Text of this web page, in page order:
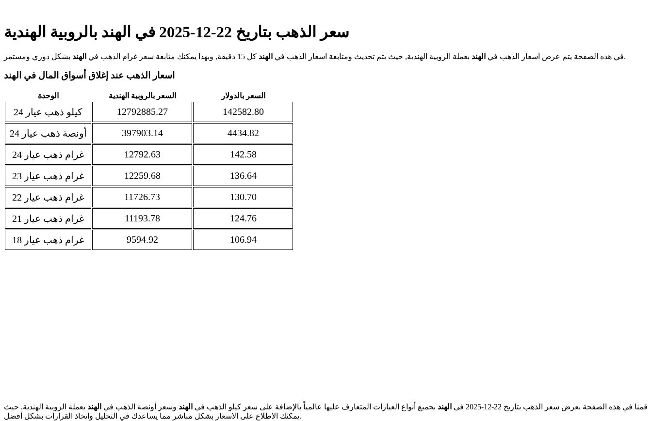
سعر الذهب بتاريخ 22-12-2025 في الهند بالروبية الهندية
في هذه الصفحة يتم عرض اسعار الذهب في الهند بعملة الروبية الهندية, حيث يتم تحديث ومتابعة اسعار الذهب في الهند كل 15 دقيقة, وبهذا يمكنك متابعة سعر غرام الذهب في الهند بشكل دوري ومستمر.
اسعار الذهب عند إغلاق أسواق المال في الهند
الوحدة السعر بالروبية الهندية السعر بالدولار
كيلو ذهب عيار 24 12792885.27 142582.80
أونصة ذهب عيار 24 397903.14 4434.82
غرام ذهب عيار 24 12792.63 142.58
غرام ذهب عيار 23 12259.68 136.64
غرام ذهب عيار 22 11726.73 130.70
غرام ذهب عيار 21 11193.78 124.76
غرام ذهب عيار 18 9594.92 106.94
قمنا في هذه الصفحة بعرض سعر الذهب بتاريخ 22-12-2025 في الهند بجميع أنواع العيارات المتعارف عليها عالمياً بالإضافة على سعر كيلو الذهب في الهند وسعر أونصة الذهب في الهند بعملة الروبية الهندية, حيث
يمكنك الاطلاع على الاسعار بشكل مباشر مما يساعدك في التحليل واتخاذ القرارات بشكل أفضل.